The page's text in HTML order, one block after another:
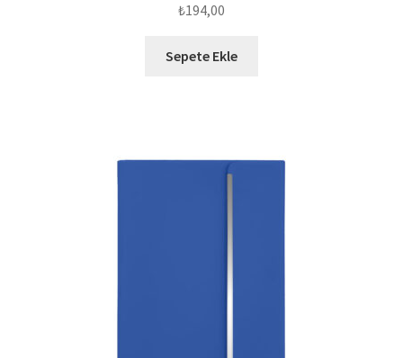
₺194,00
Sepete Ekle